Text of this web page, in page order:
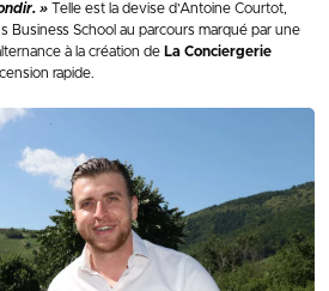
» Telle est la devise d’Antoine Courtot,
Business School au parcours marqué par une
à la création de La Conciergerie
rapide.